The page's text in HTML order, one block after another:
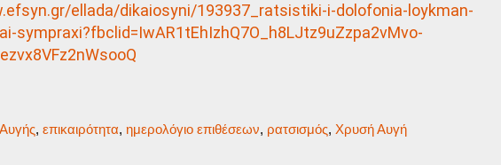
ellada/dikaiosyni/193937_ratsistiki-i-dolofonia-loykman-
sympraxi?fbclid=IwAR1tEhIzhQ7O_h8LJtz9uZzpa2vMvo-
, επικαιρότητα, ημερολόγιο επιθέσεων, ρατσισμός, Χρυσή Αυγή